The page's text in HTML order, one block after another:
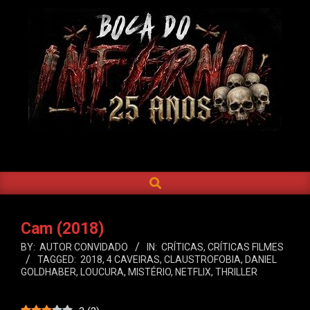
DO
INFERNO
Navigation
SEARCH
Cam (2018)
BY: AUTOR CONVIDADO IN: CRÍTICAS, CRÍTICAS FILMES
TAGGED: 2018, 4 CAVEIRAS, CLAUSTROFOBIA, DANIEL
GOLDHABER, LOUCURA, MISTÉRIO, NETFLIX, THRILLER